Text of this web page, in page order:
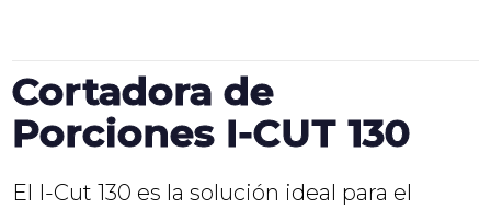
Cortadora de
Porciones I-CUT 130
El I-Cut 130 es la solución ideal para el